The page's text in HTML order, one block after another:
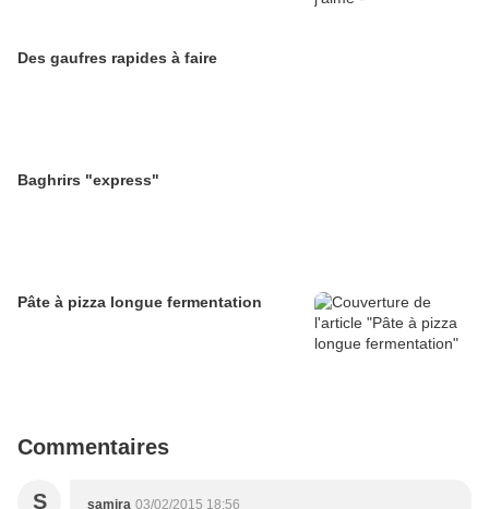
Des gaufres rapides à faire
Baghrirs "express"
Pâte à pizza longue fermentation
Commentaires
S samira 03/02/2015 18:56